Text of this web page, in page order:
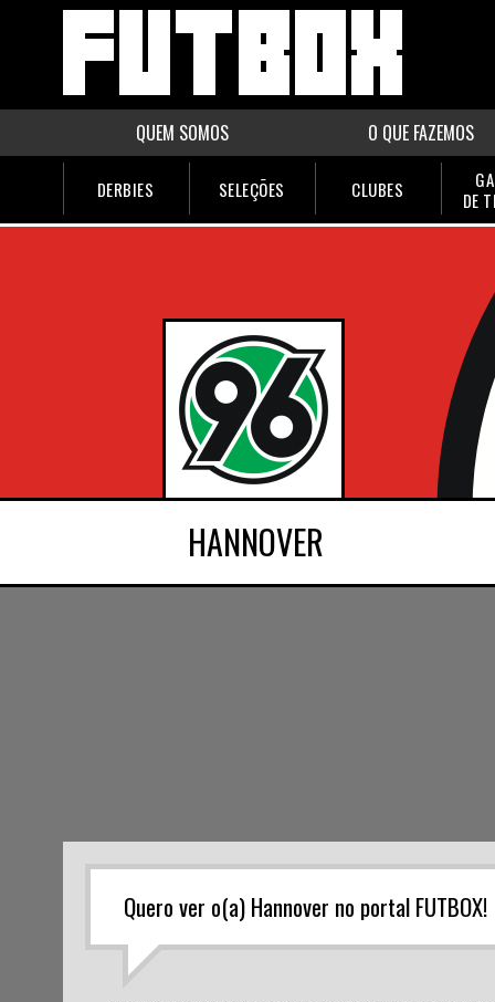
QUEM SOMOS O QUE FAZEMOS
DERBIES SELEÇÕES CLUBES
DE
HANNOVER
Quero ver o(a) Hannover no portal FUTBOX!